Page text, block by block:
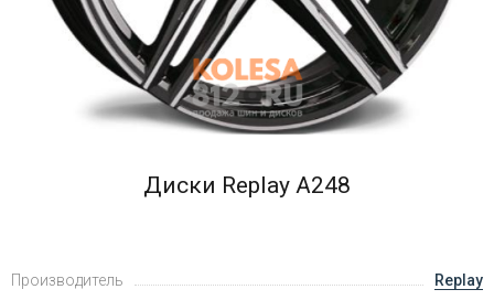
Диски Replay A248
Производитель
Replay